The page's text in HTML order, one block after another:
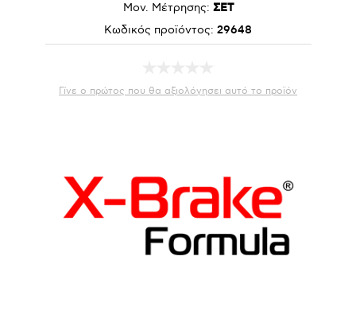
Μον. Μέτρησης: ΣΕΤ
Κωδικός προϊόντος: 29648
Γίνε ο πρώτος που θα αξιολόγησει αυτό το προϊόν